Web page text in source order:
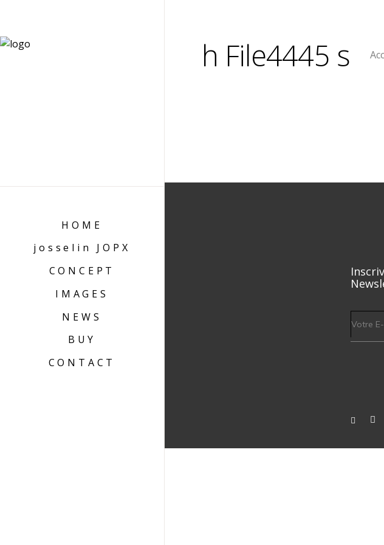
HOME
josselin JOPX
CONCEPT
IMAGES
NEWS
BUY
CONTACT
h File4445 s